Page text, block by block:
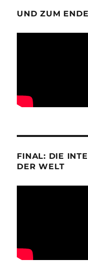
UND ZUM
FINAL: DIE
DER WELT